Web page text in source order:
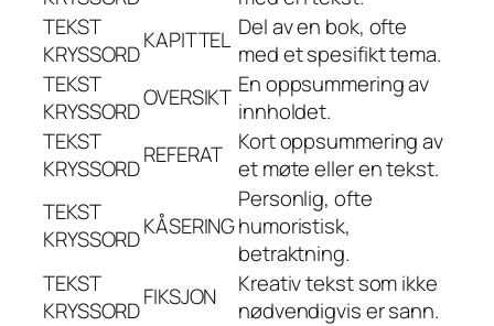
TEKST
KRYSSORDKAPITTEL Del av en bok, ofte
med et spesifikt tema.
TEKST
KRYSSORDOVERSIKT En oppsummering av
innholdet.
TEKST
KRYSSORDREFERAT Kort oppsummering av
et møte eller en tekst.
TEKST
KRYSSORDKÅSERING
Personlig, ofte
humoristisk,
betraktning.
TEKST
KRYSSORDFIKSJON
Kreativ tekst som ikke
nødvendigvis er sann.